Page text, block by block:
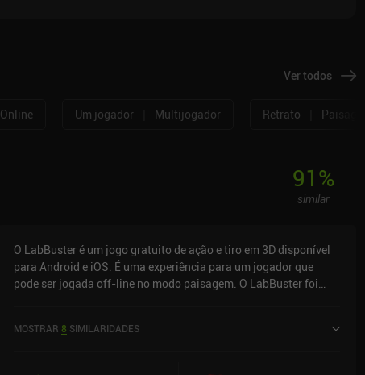
Ver todos
Online Um jogador Multijogador Retrato Paisagem
91%
similar
O LabBuster é um jogo gratuito de ação e tiro em 3D disponível
para Android e iOS. É uma experiência para um jogador que
pode ser jogada off-line no modo paisagem. O LabBuster foi
MOSTRAR 8 SIMILARIDADES